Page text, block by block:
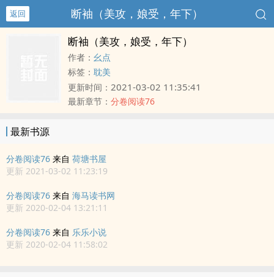
返回 断袖（美攻，娘受，年下）
断袖（美攻，娘受，年下）
作者： 幺点
标签： 耽美
更新时间： 2021-03-02 11:35:41
最新章节： 分卷阅读76
最新书源
分卷阅读76 来自 荷塘书屋
更新 2021-03-02 11:23:19
分卷阅读76 来自 海马读书网
更新 2020-02-04 13:21:11
分卷阅读76 来自 乐乐小说
更新 2020-02-04 11:58:02